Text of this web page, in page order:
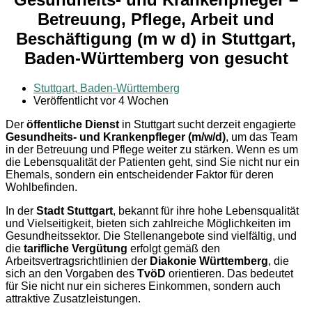
Betreuung, Pflege, Arbeit und
Beschäftigung (m w d) in Stuttgart,
Baden-Württemberg von gesucht
Stuttgart, Baden-Württemberg
Veröffentlicht vor 4 Wochen
Der öffentliche Dienst in Stuttgart sucht derzeit engagierte
Gesundheits- und Krankenpfleger (m/w/d), um das Team
in der Betreuung und Pflege weiter zu stärken. Wenn es um
die Lebensqualität der Patienten geht, sind Sie nicht nur ein
Ehemals, sondern ein entscheidender Faktor für deren
Wohlbefinden.
In der Stadt Stuttgart, bekannt für ihre hohe Lebensqualität
und Vielseitigkeit, bieten sich zahlreiche Möglichkeiten im
Gesundheitssektor. Die Stellenangebote sind vielfältig, und
die tarifliche Vergütung erfolgt gemäß den
Arbeitsvertragsrichtlinien der Diakonie Württemberg, die
sich an den Vorgaben des TvöD orientieren. Das bedeutet
für Sie nicht nur ein sicheres Einkommen, sondern auch
attraktive Zusatzleistungen.